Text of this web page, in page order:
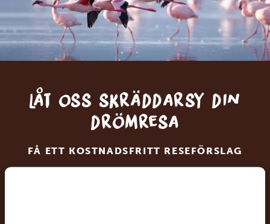
Låt oss skräddarsy din
drömresa
FÅ ETT KOSTNADSFRITT RESEFÖRSLAG